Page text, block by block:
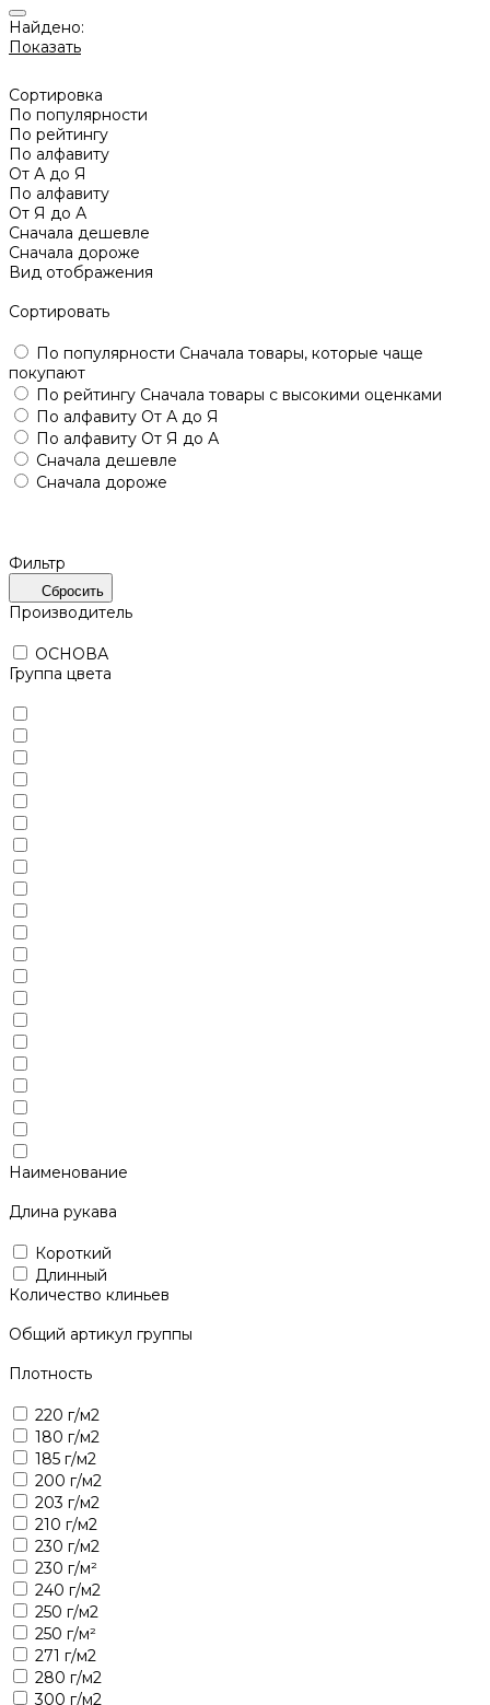
Найдено:
Показать
Сортировка
По популярности
По рейтингу
По алфавиту
От А до Я
По алфавиту
От Я до А
Сначала дешевле
Сначала дороже
Вид отображения
Сортировать
По популярности Сначала товары, которые чаще
покупают
По рейтингу Сначала товары с высокими оценками
По алфавиту От А до Я
По алфавиту От Я до А
Сначала дешевле
Сначала дороже
Фильтр
Сбросить
Производитель
ОСНОВА
Группа цвета
Наименование
Длина рукава
Короткий
Длинный
Количество клиньев
Общий артикул группы
Плотность
220 г/м2
180 г/м2
185 г/м2
200 г/м2
203 г/м2
210 г/м2
230 г/м2
230 г/м²
240 г/м2
250 г/м2
250 г/м²
271 г/м2
280 г/м2
300 г/м2